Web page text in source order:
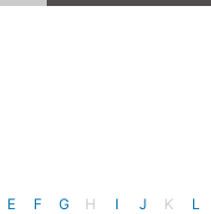
E F G H I J K L